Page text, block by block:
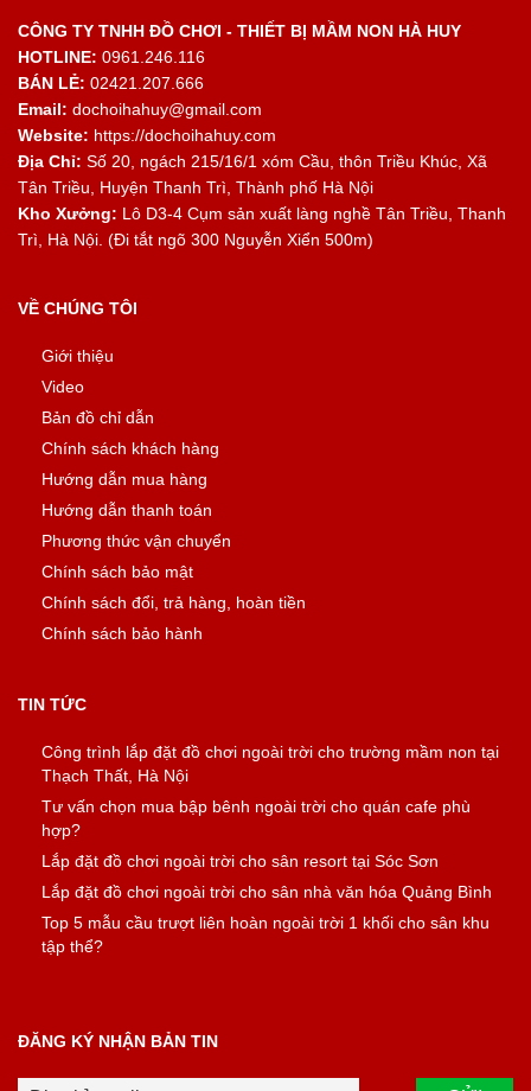
CÔNG TY TNHH ĐỒ CHƠI - THIẾT BỊ MẦM NON HÀ HUY
HOTLINE: 0961.246.116
BÁN LẺ: 02421.207.666
Email: dochoihahuy@gmail.com
Website: https://dochoihahuy.com
Địa Chỉ: Số 20, ngách 215/16/1 xóm Cầu, thôn Triều Khúc, Xã
Tân Triều, Huyện Thanh Trì, Thành phố Hà Nội
Kho Xưởng: Lô D3-4 Cụm sản xuất làng nghề Tân Triều, Thanh
Trì, Hà Nội. (Đi tắt ngõ 300 Nguyễn Xiển 500m)
VỀ CHÚNG TÔI
Giới thiệu
Video
Bản đồ chỉ dẫn
Chính sách khách hàng
Hướng dẫn mua hàng
Hướng dẫn thanh toán
Phương thức vận chuyển
Chính sách bảo mật
Chính sách đổi, trả hàng, hoàn tiền
Chính sách bảo hành
TIN TỨC
Công trình lắp đặt đồ chơi ngoài trời cho trường mầm non tại
Thạch Thất, Hà Nội
Tư vấn chọn mua bập bênh ngoài trời cho quán cafe phù
hợp?
Lắp đặt đồ chơi ngoài trời cho sân resort tại Sóc Sơn
Lắp đặt đồ chơi ngoài trời cho sân nhà văn hóa Quảng Bình
Top 5 mẫu cầu trượt liên hoàn ngoài trời 1 khối cho sân khu
tập thể?
ĐĂNG KÝ NHẬN BẢN TIN